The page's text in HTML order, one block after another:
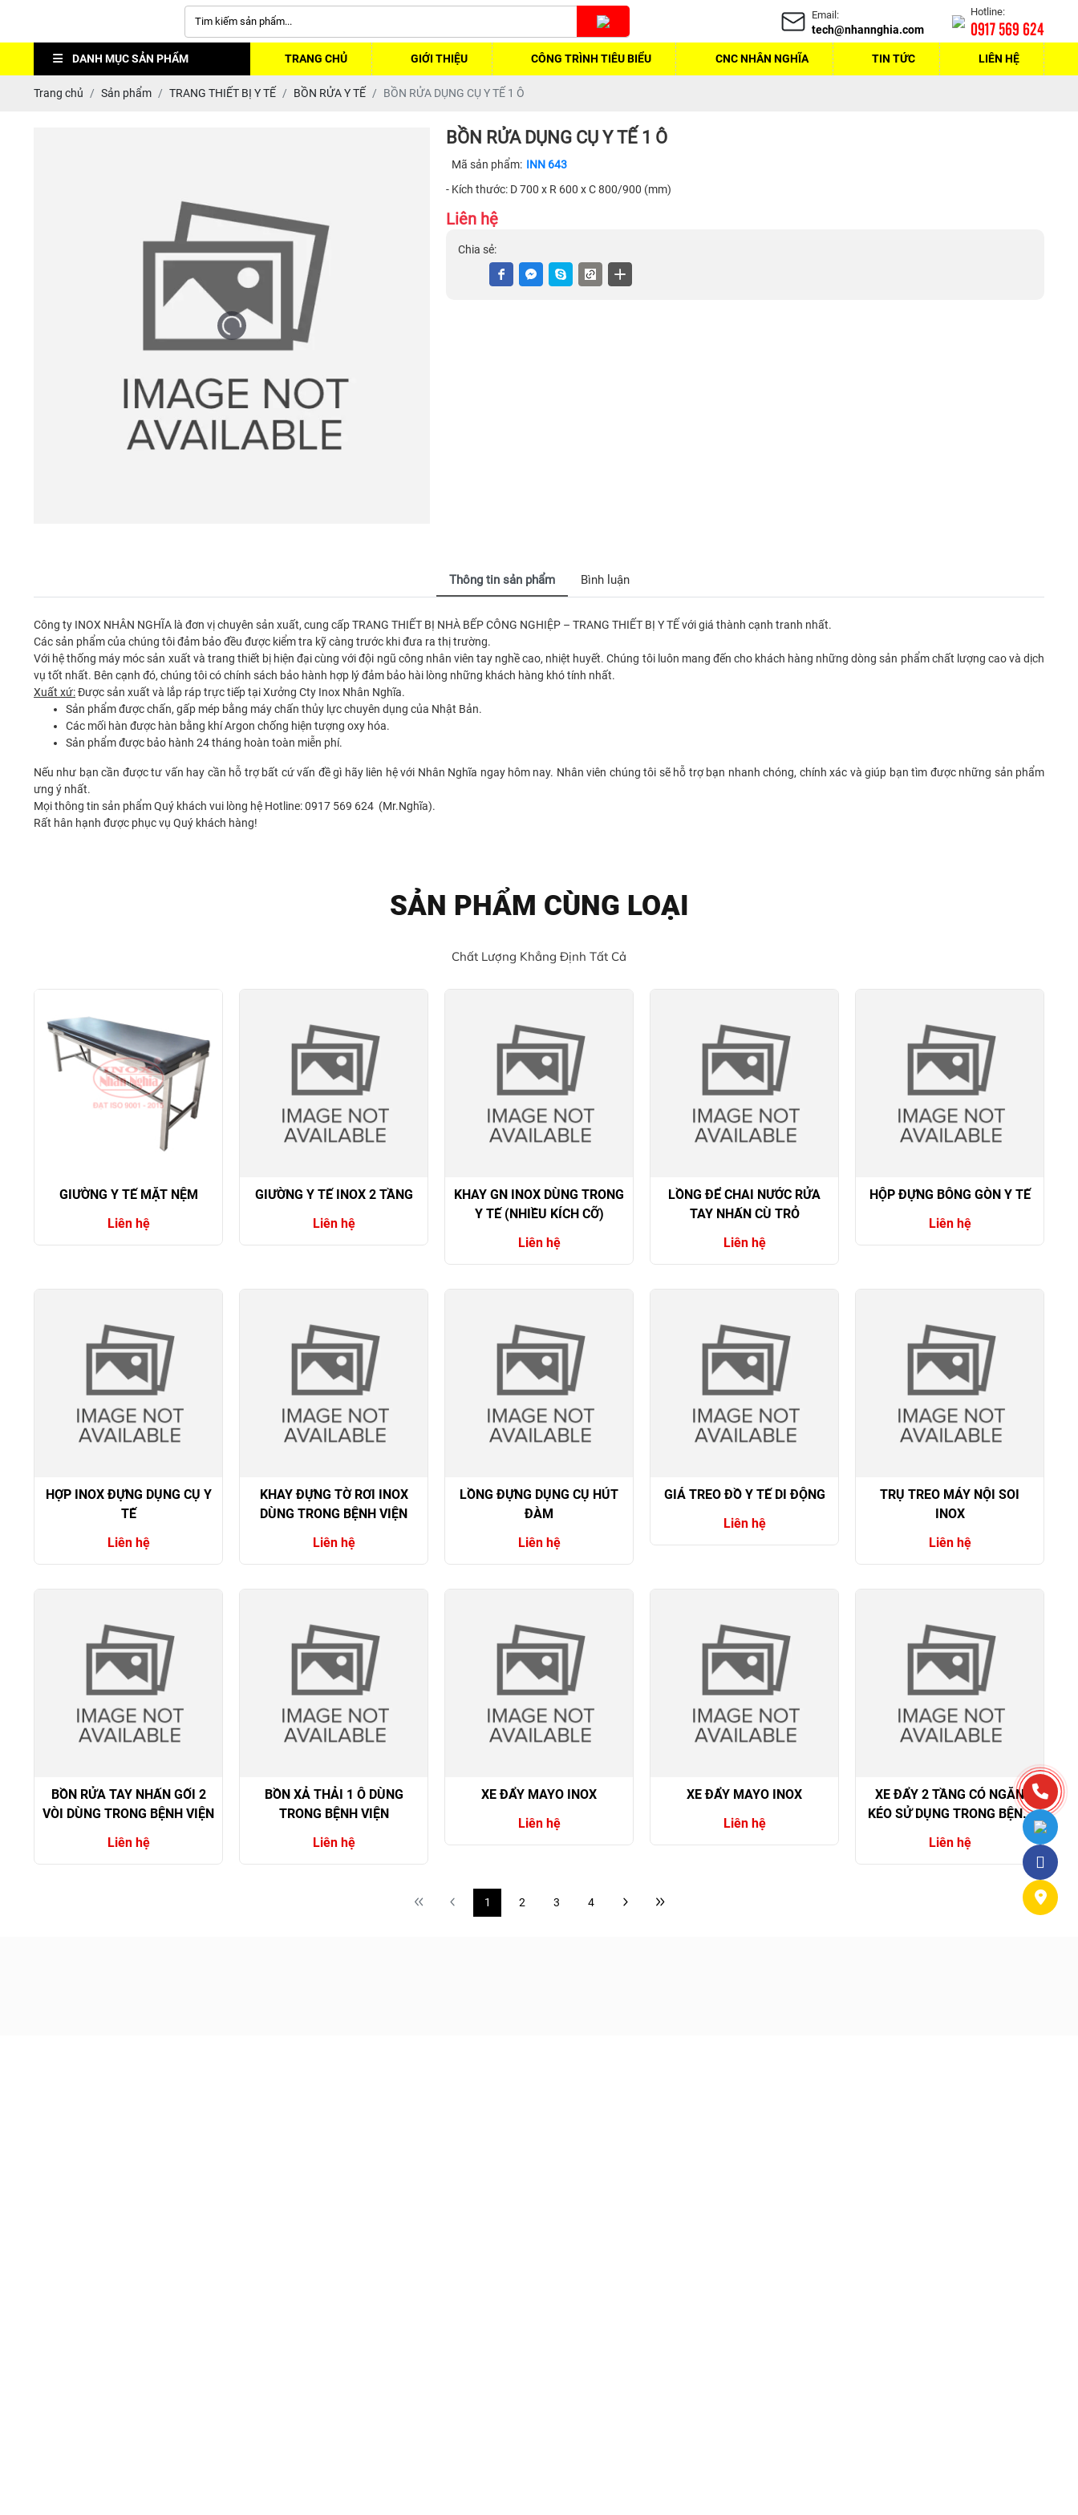
Email:
tech@nhannghia.com
Hotline:
0917 569 624
DANH MỤC SẢN PHẨM TRANG CHỦ GIỚI THIỆU CÔNG TRÌNH TIÊU BIỂU CNC NHÂN NGHĨA TIN TỨC LIÊN HỆ
Trang chủ Sản phẩm TRANG THIẾT BỊ Y TẾ BỒN RỬA Y TẾ BỒN RỬA DỤNG CỤ Y TẾ 1 Ô
BỒN RỬA DỤNG CỤ Y TẾ 1 Ô
Mã sản phẩm: INN 643
- Kích thước: D 700 x R 600 x C 800/900 (mm)
Liên hệ
Chia sẻ:
Thông tin sản phẩm Bình luận
Công ty INOX NHÂN NGHĨA là đơn vị chuyên sản xuất, cung cấp TRANG THIẾT BỊ NHÀ BẾP CÔNG NGHIỆP – TRANG THIẾT BỊ Y TẾ với giá thành cạnh tranh nhất.
Các sản phẩm của chúng tôi đảm bảo đều được kiểm tra kỹ càng trước khi đưa ra thị trường.
Với hệ thống máy móc sản xuất và trang thiết bị hiện đại cùng với đội ngũ công nhân viên tay nghề cao, nhiệt huyết. Chúng tôi luôn mang đến cho khách hàng những dòng sản phẩm chất lượng cao và dịch
vụ tốt nhất. Bên cạnh đó, chúng tôi có chính sách bảo hành hợp lý đảm bảo hài lòng những khách hàng khó tính nhất.
Xuất xứ:Được sản xuất và lắp ráp trực tiếp tại Xưởng Cty Inox Nhân Nghĩa.
Sản phẩm được chấn, gấp mép bằng máy chấn thủy lực chuyên dụng của Nhật Bản.
Các mối hàn được hàn bằng khí Argon chống hiện tượng oxy hóa.
Sản phẩm được bảo hành 24 tháng hoàn toàn miễn phí.
Nếu như bạn cần được tư vấn hay cần hỗ trợ bất cứ vấn đề gì hãy liên hệ với Nhân Nghĩa ngay hôm nay. Nhân viên chúng tôi sẽ hỗ trợ bạn nhanh chóng, chính xác và giúp bạn tìm được những sản phẩm
ưng ý nhất.
Mọi thông tin sản phẩm Quý khách vui lòng hệ Hotline: 0917 569 624 (Mr.Nghĩa).
Rất hân hạnh được phục vụ Quý khách hàng!­
SẢN PHẨM CÙNG LOẠI
Chất Lượng Khẳng Định Tất Cả
GIƯỜNG Y TẾ MẶT NỆM
Liên hệ
GIƯỜNG Y TẾ INOX 2 TẦNG
Liên hệ
KHAY GN INOX DÙNG TRONG
Y TẾ (NHIỀU KÍCH CỠ)
Liên hệ
LỒNG ĐỂ CHAI NƯỚC RỬA
TAY NHẤN CÙ TRỎ
Liên hệ
HỘP ĐỰNG BÔNG GÒN Y TẾ
Liên hệ
HỢP INOX ĐỰNG DỤNG CỤ Y
TẾ
Liên hệ
KHAY ĐỰNG TỜ RƠI INOX
DÙNG TRONG BỆNH VIỆN
Liên hệ
LỒNG ĐỰNG DỤNG CỤ HÚT
ĐÀM
Liên hệ
GIÁ TREO ĐỒ Y TẾ DI ĐỘNG
Liên hệ
TRỤ TREO MÁY NỘI SOI
INOX
Liên hệ
BỒN RỬA TAY NHẤN GỐI 2
VÒI DÙNG TRONG BỆNH VIỆN
Liên hệ
BỒN XẢ THẢI 1 Ô DÙNG
TRONG BỆNH VIỆN
Liên hệ
XE ĐẨY MAYO INOX
Liên hệ
XE ĐẨY MAYO INOX
Liên hệ
XE ĐẨY 2 TẦNG CÓ NGĂN
KÉO SỬ DỤNG TRONG BỆNH
VIỆN
Liên hệ
1 2 3 4